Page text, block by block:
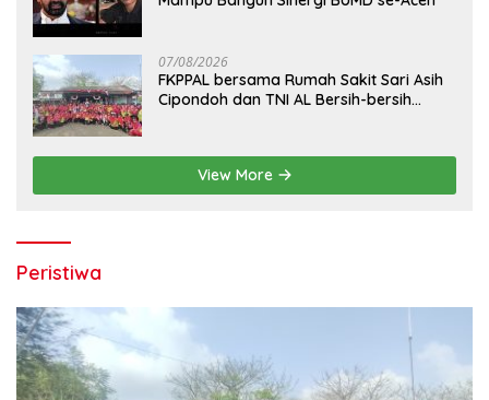
07/08/2026
FKPPAL bersama Rumah Sakit Sari Asih
Cipondoh dan TNI AL Bersih-bersih
View More
Peristiwa